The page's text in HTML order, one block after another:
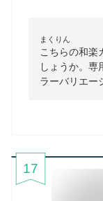
まくりん
こちらの和楽
しょうか。専
ラーバリエー
17